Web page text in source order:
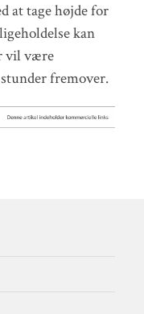
at tage højde for
kan
vil være
fremover.